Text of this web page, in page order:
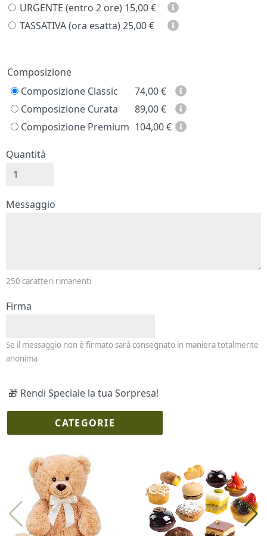
URGENTE (entro 2 ore) 15,00 €
TASSATIVA (ora esatta) 25,00 €
Prezzo
Composizione
Composizione Classic
74,00€
Composizione Curata
89,00€
Composizione Premium 104,00€
Quantità
Messaggio e firma
Messaggio
250 caratteri rimanenti
Firma
Se il messaggio non è firmato sarà consegnato in maniera totalmente
anonima
🎁 Rendi Speciale la tua Sorpresa!
CATEGORIE
I più scelti
Profumi Collane Lussoni®
Trudi® THUN®